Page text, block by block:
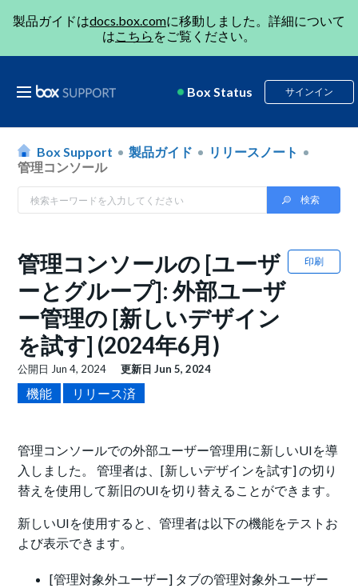
製品ガイドはdocs.box.comに移動しました。詳細について
はこちら をご覧ください。
Box Status サインイン
Box Support 製品ガイド
リリースノート
管理コンソール
印刷
管理コンソールの [ユーザ
ーとグループ]: 外部ユーザ
ー管理の [新しいデザイン
を試す] (2024年6月)
公開日 Jun 4, 2024 更新日Jun 5, 2024
機能 リリース済
管理コンソールでの外部ユーザー管理用に新しいUIを導
入しました。 管理者は、[新しいデザインを試す] の切り
替えを使用して新旧のUIを切り替えることができます。
新しいUIを使用すると、管理者は以下の機能をテストお
よび表示できます。
[管理対象外ユーザー] タブの管理対象外ユーザー